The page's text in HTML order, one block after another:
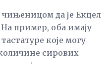
да је Екцел
пример, оба имају
које могу
сирових